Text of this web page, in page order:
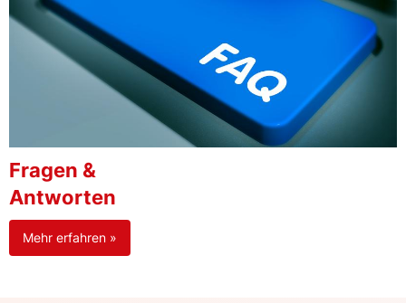
Fragen &
Antworten
Mehr erfahren »